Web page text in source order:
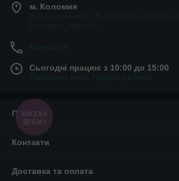
м. Коломия
Сьогодні працює з 10:00 до 15:00
Про нас
Контакти
Доставка та оплата
КНОПКА
ЗВ'ЯЗКУ